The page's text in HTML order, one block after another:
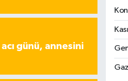
acı günü, annesini